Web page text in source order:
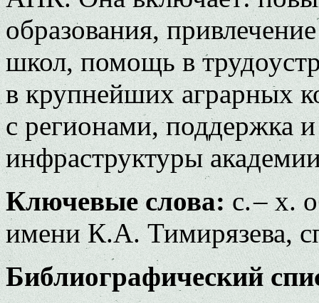
образования,
школ, помощь в
в крупнейших аграрных
с регионами, поддержка
инфраструктуры
Ключевые слова:с. – х.
имени К.А. Тимирязева,
Библиографический